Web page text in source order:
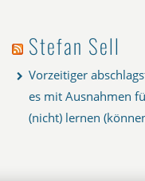
Stefan Sell
Vorzeitiger
es mit Ausnahmen
(nicht) lernen